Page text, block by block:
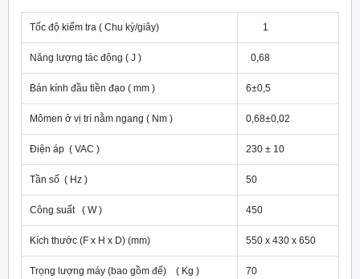
Tốc độ kiểm tra ( Chu kỳ/giây) 1
Năng lượng tác động ( J ) 0,68
Bán kính đầu tiền đạo ( mm ) 6±0,5
Mômen ở vị trí nằm ngang ( Nm ) 0,68±0,02
Điện áp ( VAC ) 230 ± 10
Tần số ( Hz ) 50
Công suất ( W ) 450
Kích thước (F x H x D) (mm) 550 x 430 x 650
Trọng lượng máy (bao gồm đế) ( Kg ) 70